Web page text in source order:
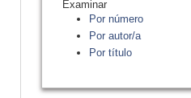
Examinar
Por número
Por autor/a
Por título